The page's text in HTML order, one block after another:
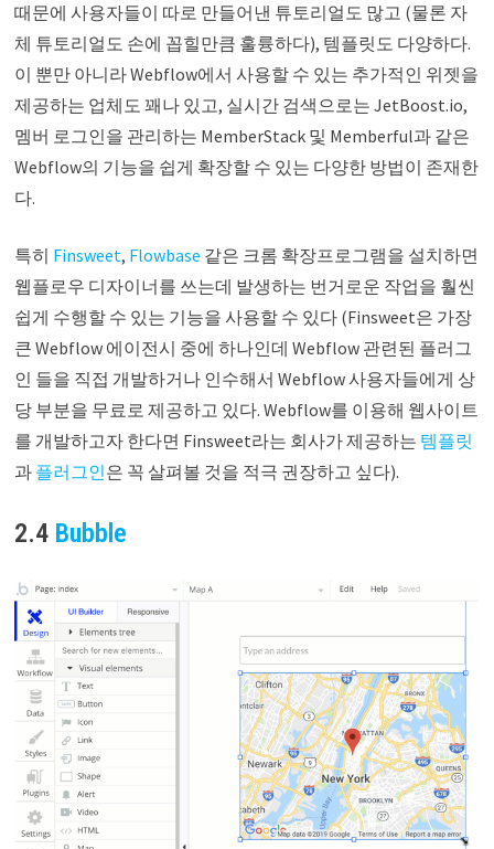
때문에 사용자들이 따로 만들어낸 튜토리얼도 많고 (물론 자
체 튜토리얼도 손에 꼽힐만큼 훌륭하다), 템플릿도 다양하다.
이 뿐만 아니라 Webflow에서 사용할 수 있는 추가적인 위젯을
제공하는 업체도 꽤나 있고, 실시간 검색으로는 JetBoost.io,
멤버 로그인을 관리하는 MemberStack 및 Memberful과 같은
Webflow의 기능을 쉽게 확장할 수 있는 다양한 방법이 존재한
다.
특히 Finsweet, Flowbase 같은 크롬 확장프로그램을 설치하면
웹플로우 디자이너를 쓰는데 발생하는 번거로운 작업을 훨씬
쉽게 수행할 수 있는 기능을 사용할 수 있다 (Finsweet은 가장
큰 Webflow 에이전시 중에 하나인데 Webflow 관련된 플러그
인 들을 직접 개발하거나 인수해서 Webflow 사용자들에게 상
당 부분을 무료로 제공하고 있다. Webflow를 이용해 웹사이트
를 개발하고자 한다면 Finsweet라는 회사가 제공하는 템플릿
과 플러그인은 꼭 살펴볼 것을 적극 권장하고 싶다).
2.4 Bubble